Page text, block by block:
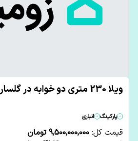
ویلا 230 متری دو خوابه در گلسار رشت
پارکینگ انباری
قیمت کل: 9,500,000,000 تومان